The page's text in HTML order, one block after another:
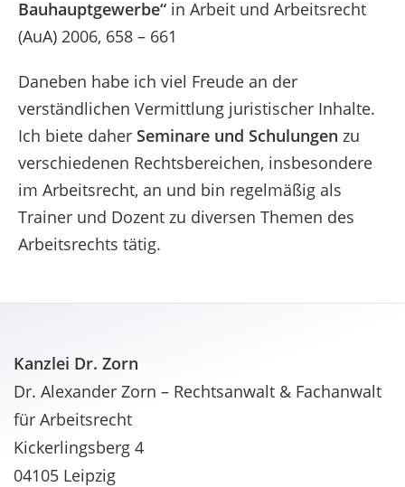
Bauhauptgewerbe“in Arbeit und Arbeitsrecht
(AuA) 2006, 658 – 661
Daneben habe ich viel Freude an der
verständlichen Vermittlung juristischer Inhalte.
Ich biete daher Seminare und Schulungen zu
verschiedenen Rechtsbereichen, insbesondere
im Arbeitsrecht, an und bin regelmäßig als
Trainer und Dozent zu diversen Themen des
Arbeitsrechts tätig.
Kanzlei Dr. Zorn
Dr. Alexander Zorn – Rechtsanwalt & Fachanwalt
für Arbeitsrecht
Kickerlingsberg 4
04105 Leipzig